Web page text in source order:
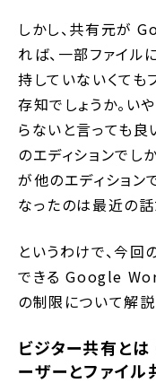
しかし、共有元が
れば、一部ファイル
持していないくても
存知でしょうか。い
らないと言っても良
のエディションでし
が他のエディション
なったのは最近の話
というわけで、今
できる Google
の制限について解説
ビジター共有と
ーザーとファイ